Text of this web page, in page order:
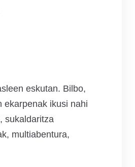
eskutan. Bilbo,
ekarpenak ikusi nahi
sukaldaritza
multiabentura,